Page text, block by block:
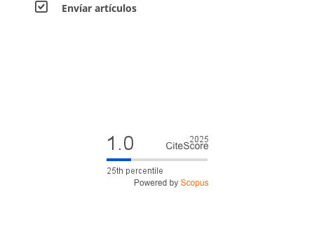
Envíar artículos